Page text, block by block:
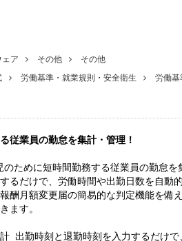
ア その他
その他
労働基準・就業規則・安全衛生 労働
従業員の勤怠を集計・管理！
ために短時間勤務する従業員の勤怠を
るだけで、労働時間や出勤日数を自動
酬月額変更届の簡易的な判定機能を
ます。
出勤時刻と退勤時刻を入力するだけ
止・新制度移行、特定技
正対応＆社労士のコンサ
会【橋本ゼミ】第3ク
見どころ
【大注目】令和６年
栗